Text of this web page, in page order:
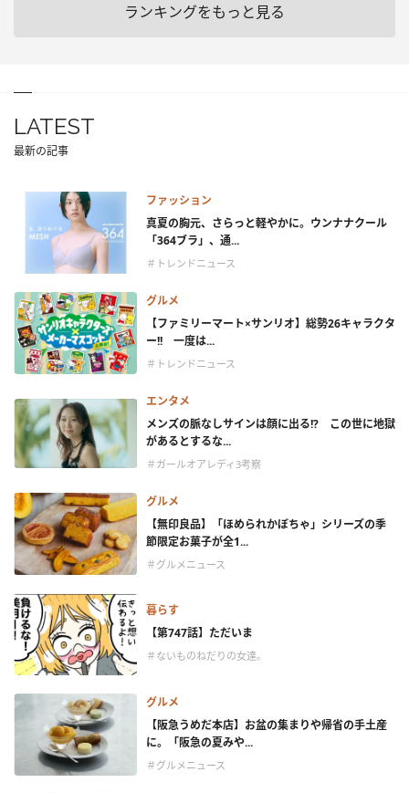
ランキングをもっと見る
LATEST
最新の記事
ファッション
真夏の胸元、さらっと軽やかに。ウンナナクール
「364ブラ」、通...
＃トレンドニュース
グルメ
【ファミリーマート×サンリオ】総勢26キャラクタ
ー!! 一度は...
＃トレンドニュース
エンタメ
メンズの脈なしサインは顔に出る!? この世に地獄
があるとするな...
＃ガールオアレディ3考察
グルメ
【無印良品】「ほめられかぼちゃ」シリーズの季
節限定お菓子が全1...
＃グルメニュース
暮らす
【第747話】ただいま
＃ないものねだりの女達。
グルメ
【阪急うめだ本店】お盆の集まりや帰省の手土産
に。「阪急の夏みや...
＃グルメニュース